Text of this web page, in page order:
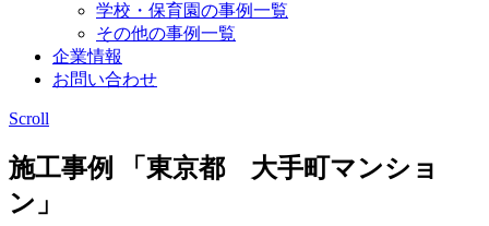
学校・保育園の事例一覧
その他の事例一覧
企業情報
お問い合わせ
Scroll
施工事例 「東京都 大手町マンショ
ン」